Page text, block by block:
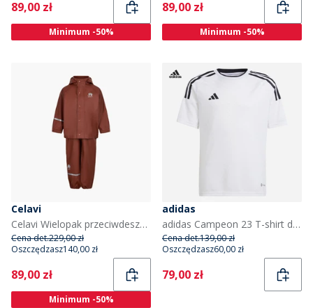
Current
89,00 zł
Minimum -50%
Current
89,00 zł
Minimum -50%
Celavi
Celavi Wielopak przeciwdeszczowy basic Celavie jednokolorowy z PU dla dzieci kolor Tortoise Shell
Cena det.229,00 zł
Oszczędzasz140,00 zł
Current
89,00 zł
Minimum -50%
adidas
adidas Campeon 23 T-shirt dla chłopca kolor czarno-biały
Cena det.139,00 zł
Oszczędzasz60,00 zł
Current
79,00 zł